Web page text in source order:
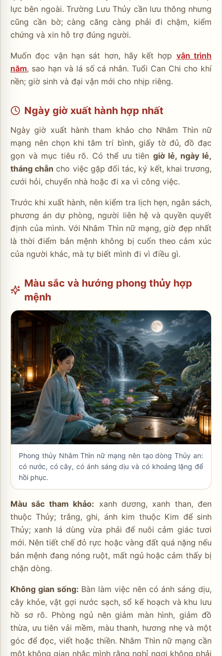
lực bên ngoài. Trường Lưu Thủy cần lưu thông nhưng
cũng cần bờ; càng căng càng phải đi chậm, kiểm
chứng và xin hỗ trợ đúng người.
Muốn đọc vận hạn sát hơn, hãy kết hợp vận trình
năm, sao hạn và lá số cá nhân. Tuổi Can Chi cho khí
nền; giờ sinh và đại vận mới cho nhịp riêng.
Ngày giờ xuất hành hợp nhất
Ngày giờ xuất hành tham khảo cho Nhâm Thìn nữ
mạng nên chọn khi tâm trí bình, giấy tờ đủ, đồ đạc
gọn và mục tiêu rõ. Có thể ưu tiên giờ lẻ, ngày lẻ,
tháng chẵn cho việc gặp đối tác, ký kết, khai trương,
cưới hỏi, chuyển nhà hoặc đi xa vì công việc.
Trước khi xuất hành, nên kiểm tra lịch hẹn, ngân sách,
phương án dự phòng, người liên hệ và quyền quyết
định của mình. Với Nhâm Thìn nữ mạng, giờ đẹp nhất
là thời điểm bản mệnh không bị cuốn theo cảm xúc
của người khác, mà tự biết mình đi vì điều gì.
Màu sắc và hướng phong thủy hợp
mệnh
Phong thủy Nhâm Thìn nữ mạng nên tạo dòng Thủy an:
có nước, có cây, có ánh sáng dịu và có khoảng lặng để
hồi phục.
Màu sắc tham khảo: xanh dương, xanh than, đen
thuộc Thủy; trắng, ghi, ánh kim thuộc Kim để sinh
Thủy; xanh lá dùng vừa phải để nuôi cảm giác tươi
mới. Nên tiết chế đỏ rực hoặc vàng đất quá nặng nếu
bản mệnh đang nóng ruột, mất ngủ hoặc cảm thấy bị
chặn dòng.
Không gian sống: Bàn làm việc nên có ánh sáng dịu,
cây khỏe, vật gợi nước sạch, sổ kế hoạch và khu lưu
hồ sơ rõ. Phòng ngủ nên giảm màn hình, giảm đồ
thừa, ưu tiên vải mềm, màu thanh, hương nhẹ và một
góc để đọc, viết hoặc thiền. Nhâm Thìn nữ mạng cần
một không gian nhắc mình rằng nghỉ ngơi không phải